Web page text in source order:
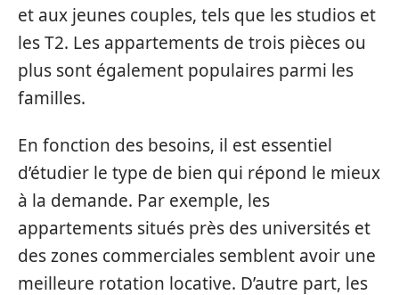
et aux jeunes couples, tels que les studios et
les T2. Les appartements de trois pièces ou
plus sont également populaires parmi les
familles.
En fonction des besoins, il est essentiel
d’étudier le type de bien qui répond le mieux
à la demande. Par exemple, les
appartements situés près des universités et
des zones commerciales semblent avoir une
meilleure rotation locative. D’autre part, les